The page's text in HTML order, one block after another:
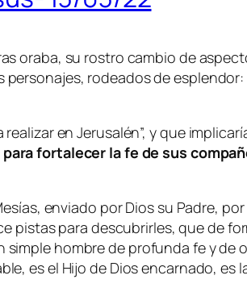
oraba, su rostro cambio de
rodeados de esplendor:
en Jerusalén”, yque
fortalecer la fe de sus
enviado por Dios su Padre,
pistas para descubrirles, que de
hombre de profunda fe y de
es el Hijo de Dios encarnado, es